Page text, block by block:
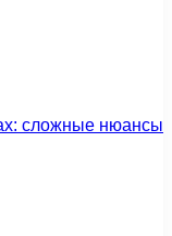
сложные нюансы